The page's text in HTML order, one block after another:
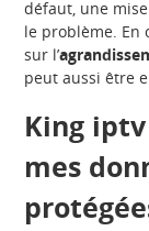
défaut, une
le problème. En
sur l’
peut aussi être
King
mes